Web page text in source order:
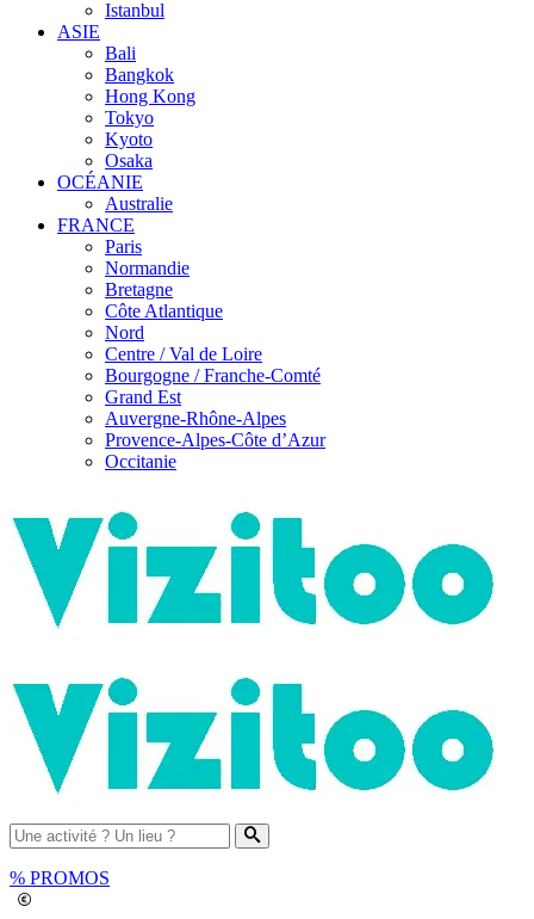
Istanbul
ASIE
Bali
Bangkok
Hong Kong
Tokyo
Kyoto
Osaka
OCÉANIE
Australie
FRANCE
Paris
Normandie
Bretagne
Côte Atlantique
Nord
Centre / Val de Loire
Bourgogne / Franche-Comté
Grand Est
Auvergne-Rhône-Alpes
Provence-Alpes-Côte d’Azur
Occitanie
% PROMOS